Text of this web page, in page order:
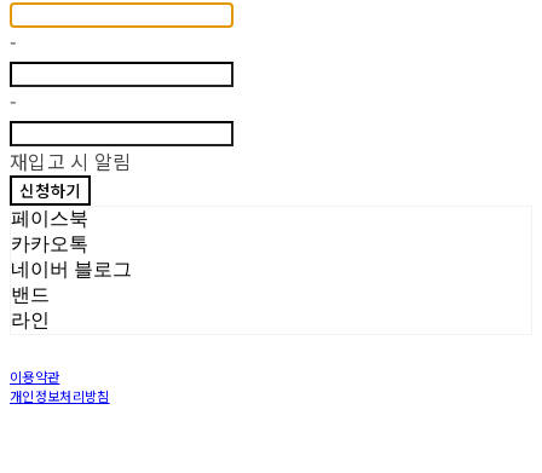
-
-
재입고 시 알림
신청하기
페이스북
카카오톡
네이버 블로그
밴드
라인
이용약관
개인정보처리방침